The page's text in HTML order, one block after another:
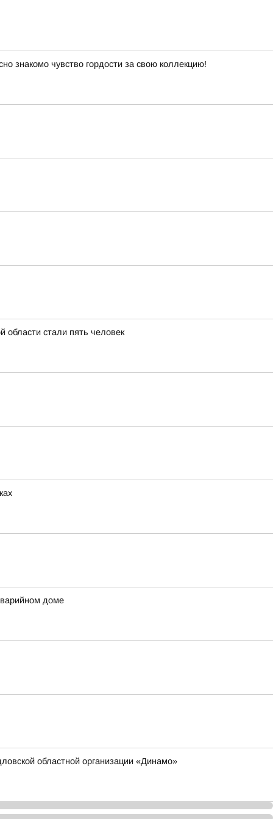
знакомо чувство гордости за свою коллекцию!
стали пять человек
доме
областной организации «Динамо»